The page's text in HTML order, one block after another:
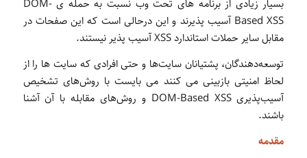
بسیار زیادی از برنامه های تحت وب نسبت به حمله ی DOM-
Based XSS آسیب پذیرند و این درحالی است که این صفحات در
مقابل سایر حملات استاندارد XSS آسیب پذیر نیستند.
توسعه‌دهندگان، پشتیانان سایت‌ها و حتی افرادی که سایت ها را از
لحاظ امنیتی بازبینی می کنند می بایست با روش‌های تشخیص
آسیب‌پذیری DOM-Based XSS و روش‌های مقابله با آن آشنا
باشند.
مقدمه